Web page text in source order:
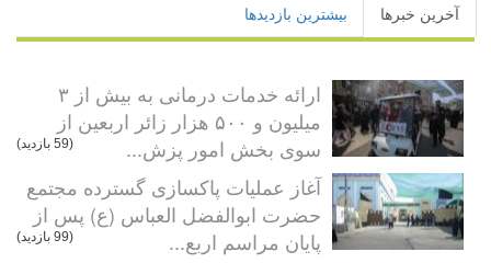
آخرین خبرها بیشترین بازدیدها
ارائه خدمات درمانی به بیش از ۳
میلیون و ۵۰۰ هزار زائر اربعین از
سوی بخش امور پزش...
(59 بازدید)
آغاز عملیات پاکسازی گسترده مجتمع
حضرت ابوالفضل العباس (ع) پس از
پایان مراسم اربع...
(99 بازدید)